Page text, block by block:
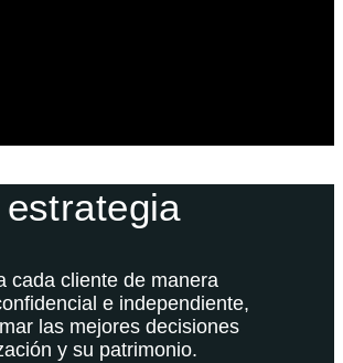
cada cliente de manera
e independiente,
las mejores decisiones
y su patrimonio.